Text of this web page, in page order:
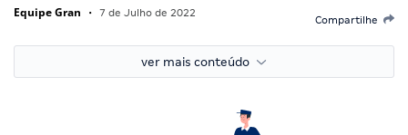
Equipe Gran • 7 de Julho de 2022
Compartilhe
ver mais conteúdo